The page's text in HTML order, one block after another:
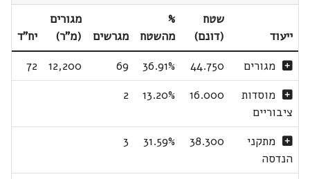
ייעוד
שטח
(דונם)
%
מהשטח
מגרשים
מגורים
(מ"ר)
יח"ד
מגורים
44.750
36.91%
69
12,200
72
מוסדות
ציבוריים
16.000
13.20%
2
מתקני
הנדסה
38.300
31.59%
3